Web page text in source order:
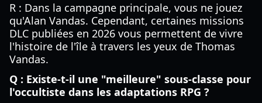
R : Dans la campagne principale, vous ne jouez
qu'Alan Vandas. Cependant, certaines missions
DLC publiées en 2026 vous permettent de vivre
l'histoire de l'île à travers les yeux de Thomas
Vandas.
Q : Existe-t-il une "meilleure" sous-classe pour
l'occultiste dans les adaptations RPG ?